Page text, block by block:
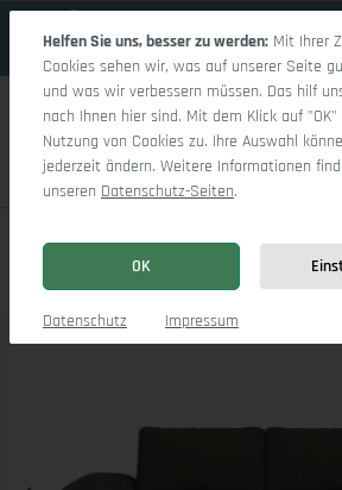
Sitz Concept smart 1007 3-Sitzer Sofa
Bildergalerie überspringen
Helfen Sie uns, besser zu werden: Mit Ihrer
Cookies sehen wir, was auf unserer Seite
und was wir verbessern müssen. Das hilf
nach Ihnen hier sind. Mit dem Klick auf
Nutzung von Cookies zu. Ihre Auswahl
jederzeit ändern. Weitere Informationen
unseren Datenschutz-Seiten.
OK
Datenschutz Impressum